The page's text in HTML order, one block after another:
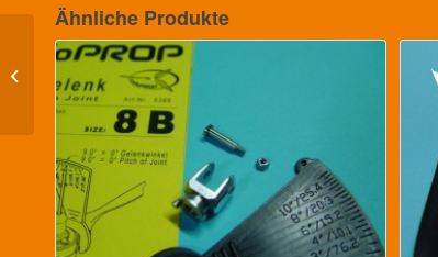
Ähnliche Produkte
Kohlefaser Propeller
Blatt, Grösse 8B,
Durchmesser 7,9″
(200mm)